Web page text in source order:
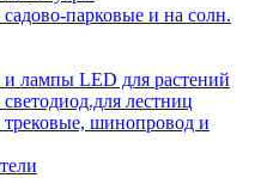
парковые и на солн.
лампы LED для растений
лестниц
шинопровод и